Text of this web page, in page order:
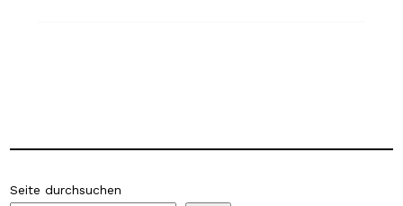
Seite durchsuchen